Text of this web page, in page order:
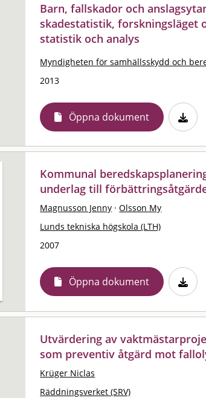
Barn, fallskador och
skadestatistik, forskningsläget
statistik och analys
Myndigheten för samhällsskydd och
2013
Öppna dokument
Kommunal
underlag till
Magnusson Jenny · Olsson My
Lunds tekniska högskola (LTH)
2007
Öppna dokument
Utvärdering av
som preventiv åtgärd mot
Krüger Niclas
Räddningsverket (SRV)